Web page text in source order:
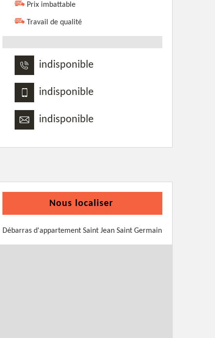
Prix imbattable
Travail de qualité
indisponible
indisponible
indisponible
Nous localiser
Débarras d'appartement Saint Jean Saint Germain